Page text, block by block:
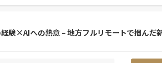
験×AIへの熱意 – 地方フルリモートで掴んだ